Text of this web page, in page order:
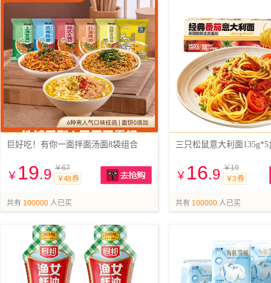
巨好吃！有你一面拌面汤面8袋组合
￥ 19.9 ￥67
￥48 券
共有 100000 人已买
三只松鼠意大利面135g*5
￥ 16.9 ￥19
￥3 券
共有 100000 人已买